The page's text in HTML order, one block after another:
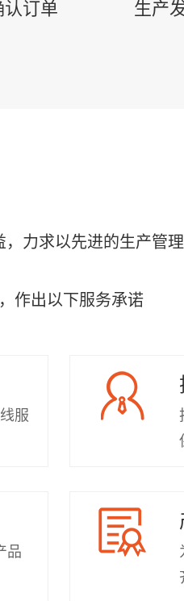
认订单 生产
力求以先进的生产管
作出以下服务承诺
服
品